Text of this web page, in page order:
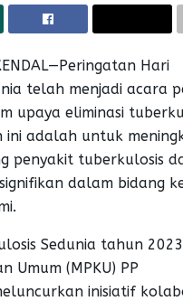
Hari
telah menjadi acara
upaya eliminasi
ini adalah untuk
penyakit tuberkulosis
dalam bidang
Sedunia tahun
Umum (MPKU) PP
inisiatif